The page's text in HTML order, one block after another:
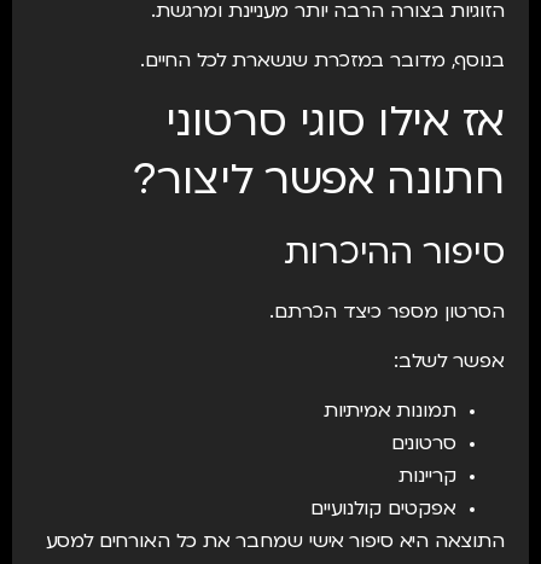
הזוגיות בצורה הרבה יותר מעניינת ומרגשת.
בנוסף, מדובר במזכרת שנשארת לכל החיים.
אז אילו סוגי סרטוני
חתונה אפשר ליצור?
סיפור ההיכרות
הסרטון מספר כיצד הכרתם.
אפשר לשלב:
תמונות אמיתיות
סרטונים
קריינות
אפקטים קולנועיים
התוצאה היא סיפור אישי שמחבר את כל האורחים למסע